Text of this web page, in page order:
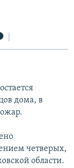
дома, в
четверых,
области.